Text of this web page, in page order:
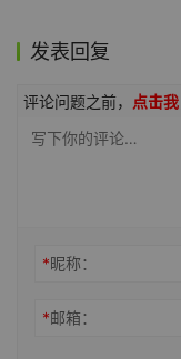
发表回复
评论问题之前， 点击我
*昵称：
*邮箱：